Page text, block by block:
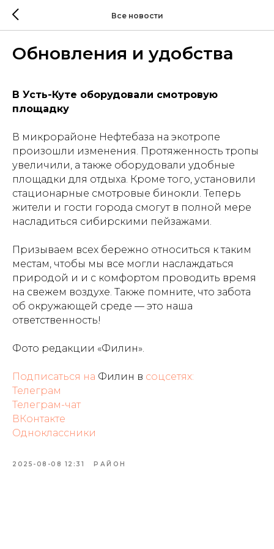
Все новости
Обновления и удобства
В Усть-Куте оборудовали смотровую
площадку
В микрорайоне Нефтебаза на экотропе
произошли изменения. Протяженность тропы
увеличили, а также оборудовали удобные
площадки для отдыха. Кроме того, установили
стационарные смотровые бинокли. Теперь
жители и гости города смогут в полной мере
насладиться сибирскими пейзажами.
Призываем всех бережно относиться к таким
местам, чтобы мы все могли наслаждаться
природой и и с комфортом проводить время
на свежем воздухе. Также помните, что забота
об окружающей среде — это наша
ответственность!
Фото редакции «Филин».
Подписаться на Филин в соцсетях:
Телеграм
Телеграм-чат
ВКонтакте
Одноклассники
2025-08-08 12:31 РАЙОН